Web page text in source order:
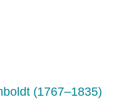
(1767–1835)